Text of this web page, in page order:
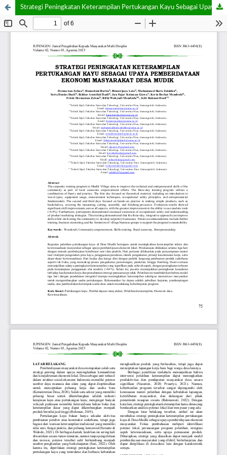
Strategi Peningkatan Keterampilan Pertukangan Kayu Sebagai Upaya Pemberdayaan Ekonomi Masyarakat Desa Mudik